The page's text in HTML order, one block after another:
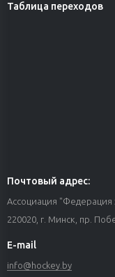
Таблица переходов
Почтовый адрес:
Ассоциация "Федерация
220020, г. Минск, пр.
E-mail
info@hockey.by